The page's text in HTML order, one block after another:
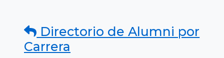
Directorio de Alumni por
Carrera